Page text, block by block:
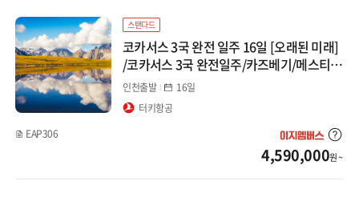
스탠다드
코카서스 3국 완전 일주 16일 [오래된 미래]
/코카서스 3국 완전일주/카즈베기/메스티
아/하이킹2회/NO쇼핑/전일정4성급
인천출발
16일
터키항공
EAP306
4,590,000원 ~